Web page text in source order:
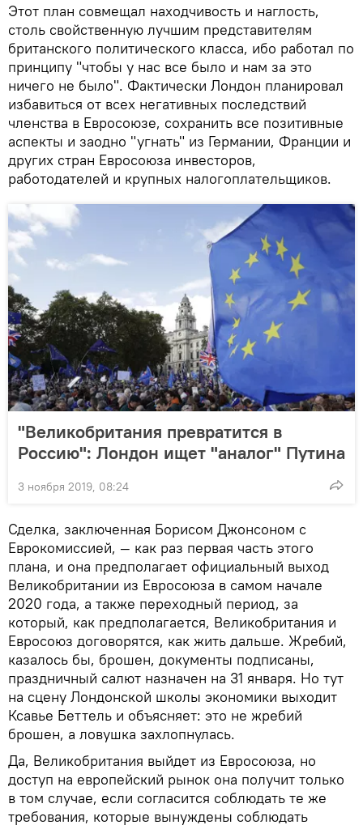
Этот план совмещал находчивость и наглость,
столь свойственную лучшим представителям
британского политического класса, ибо работал по
принципу "чтобы у нас все было и нам за это
ничего не было". Фактически Лондон планировал
избавиться от всех негативных последствий
членства в Евросоюзе, сохранить все позитивные
аспекты и заодно "угнать" из Германии, Франции и
других стран Евросоюза инвесторов,
работодателей и крупных налогоплательщиков.
"Великобритания превратится в
Россию": Лондон ищет "аналог" Путина
3 ноября 2019, 08:24
Сделка, заключенная Борисом Джонсоном с
Еврокомиссией, — как раз первая часть этого
плана, и она предполагает официальный выход
Великобритании из Евросоюза в самом начале
2020 года, а также переходный период, за
который, как предполагается, Великобритания и
Евросоюз договорятся, как жить дальше. Жребий,
казалось бы, брошен, документы подписаны,
праздничный салют назначен на 31 января. Но тут
на сцену Лондонской школы экономики выходит
Ксавье Беттель и объясняет: это не жребий
брошен, а ловушка захлопнулась.
Да, Великобритания выйдет из Евросоюза, но
доступ на европейский рынок она получит только
в том случае, если согласится соблюдать те же
требования, которые вынуждены соблюдать